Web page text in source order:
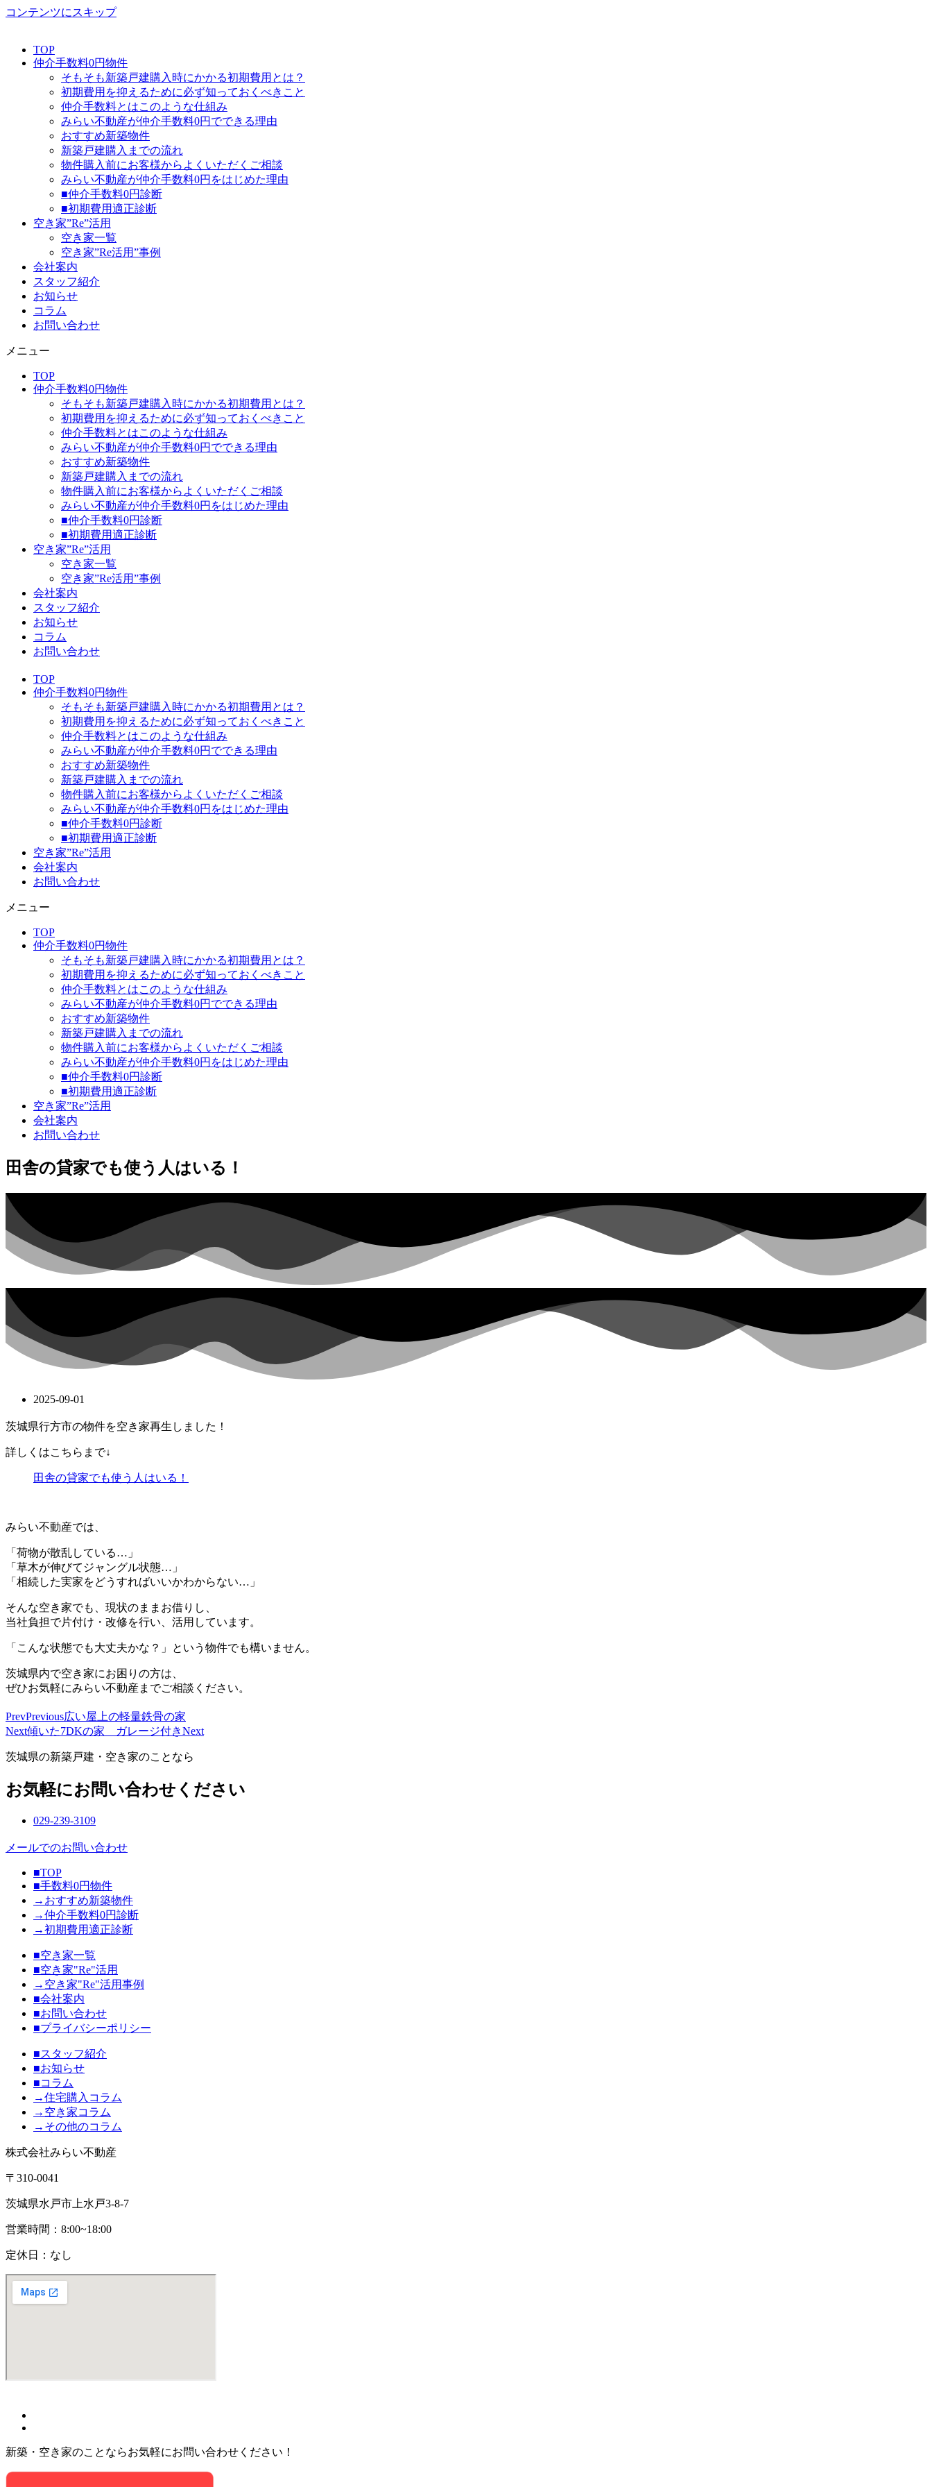
コンテンツにスキップ
TOP
仲介手数料0円物件
そもそも新築戸建購入時にかかる初期費用とは？
初期費用を抑えるために必ず知っておくべきこと
仲介手数料とはこのような仕組み
みらい不動産が仲介手数料0円でできる理由
おすすめ新築物件
新築戸建購入までの流れ
物件購入前にお客様からよくいただくご相談
みらい不動産が仲介手数料0円をはじめた理由
■仲介手数料0円診断
■初期費用適正診断
空き家”Re”活用
空き家一覧
空き家”Re活用”事例
会社案内
スタッフ紹介
お知らせ
コラム
お問い合わせ
メニュー
TOP
仲介手数料0円物件
そもそも新築戸建購入時にかかる初期費用とは？
初期費用を抑えるために必ず知っておくべきこと
仲介手数料とはこのような仕組み
みらい不動産が仲介手数料0円でできる理由
おすすめ新築物件
新築戸建購入までの流れ
物件購入前にお客様からよくいただくご相談
みらい不動産が仲介手数料0円をはじめた理由
■仲介手数料0円診断
■初期費用適正診断
空き家”Re”活用
空き家一覧
空き家”Re活用”事例
会社案内
スタッフ紹介
お知らせ
コラム
お問い合わせ
TOP
仲介手数料0円物件
そもそも新築戸建購入時にかかる初期費用とは？
初期費用を抑えるために必ず知っておくべきこと
仲介手数料とはこのような仕組み
みらい不動産が仲介手数料0円でできる理由
おすすめ新築物件
新築戸建購入までの流れ
物件購入前にお客様からよくいただくご相談
みらい不動産が仲介手数料0円をはじめた理由
■仲介手数料0円診断
■初期費用適正診断
空き家”Re”活用
会社案内
お問い合わせ
メニュー
TOP
仲介手数料0円物件
そもそも新築戸建購入時にかかる初期費用とは？
初期費用を抑えるために必ず知っておくべきこと
仲介手数料とはこのような仕組み
みらい不動産が仲介手数料0円でできる理由
おすすめ新築物件
新築戸建購入までの流れ
物件購入前にお客様からよくいただくご相談
みらい不動産が仲介手数料0円をはじめた理由
■仲介手数料0円診断
■初期費用適正診断
空き家”Re”活用
会社案内
お問い合わせ
田舎の貸家でも使う人はいる！
2025-09-01
茨城県行方市の物件を空き家再生しました！
詳しくはこちらまで↓
田舎の貸家でも使う人はいる！
みらい不動産では、
「荷物が散乱している…」
「草木が伸びてジャングル状態…」
「相続した実家をどうすればいいかわからない…」
そんな空き家でも、現状のままお借りし、
当社負担で片付け・改修を行い、活用しています。
「こんな状態でも大丈夫かな？」という物件でも構いません。
茨城県内で空き家にお困りの方は、
ぜひお気軽にみらい不動産までご相談ください。
PrevPrevious広い屋上の軽量鉄骨の家
Next傾いた7DKの家 ガレージ付きNext
茨城県の新築戸建・空き家のことなら
お気軽にお問い合わせください
029-239-3109
メールでのお問い合わせ
■TOP
■手数料0円物件
→おすすめ新築物件
→仲介手数料0円診断
→初期費用適正診断
■空き家一覧
■空き家"Re"活用
→空き家"Re"活用事例
■会社案内
■お問い合わせ
■プライバシーポリシー
■スタッフ紹介
■お知らせ
■コラム
→住宅購入コラム
→空き家コラム
→その他のコラム
株式会社みらい不動産
〒310-0041
茨城県水戸市上水戸3-8-7
営業時間：8:00~18:00
定休日：なし
新築・空き家のことならお気軽にお問い合わせください！